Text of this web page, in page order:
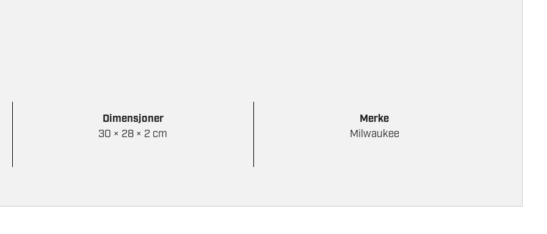
Dimensjoner
30 × 28 × 2 cm
Merke
Milwaukee